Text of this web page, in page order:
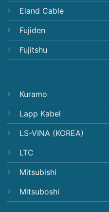
Eland Cable
Fujiden
Fujitshu
Kuramo
Lapp Kabel
LS-VINA (KOREA)
LTC
Mitsubishi
Mitsuboshi